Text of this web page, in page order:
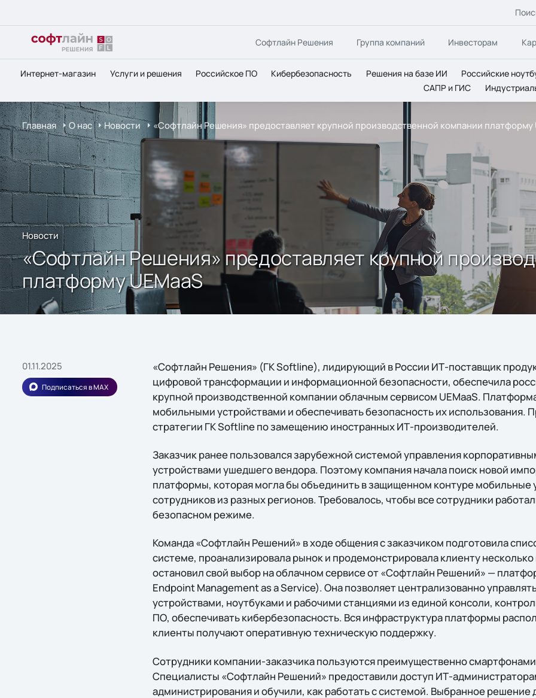
Софтлайн Решения Группа компаний Инвесторам
Интернет-магазин Услуги и решения Российское ПО Кибербезопасность Решения на базе ИИ Российские
САПР и ГИС
Главная О нас Новости «Софтлайн Решения» предоставляет крупной производственной компании платформу
Новости
«Софтлайн Решения» предоставляет крупной
платформу UEMaaS
01.11.2025
Подписаться в MAX
«Софтлайн Решения» (ГК Softline), лидирующий в России ИТ-поставщик
цифровой трансформации и информационной безопасности, обеспечила
крупной производственной компании облачным сервисом UEMaaS.
мобильными устройствами и обеспечивать безопасность их использования.
стратегии ГК Softline по замещению иностранных ИТ-производителей.
Заказчик ранее пользовался зарубежной системой управления
устройствами ушедшего вендора. Поэтому компания начала поиск новой
платформы, которая могла бы объединить в защищенном контуре мобильные
сотрудников из разных регионов. Требовалось, чтобы все сотрудники
безопасном режиме.
Команда «Софтлайн Решений» в ходе общения с заказчиком подготовила
системе, проанализировала рынок и продемонстрировала клиенту несколько
остановил свой выбор на облачном сервисе от «Софтлайн Решений» —
Endpoint Management as a Service). Она позволяет централизованно
устройствами, ноутбуками и рабочими станциями из единой консоли,
ПО, обеспечивать кибербезопасность. Вся инфраструктура платформы
клиенты получают оперативную техническую поддержку.
Сотрудники компании-заказчика пользуются преимущественно
Специалисты «Софтлайн Решений» предоставили доступ ИТ-
администрирования и обучили, как работать с системой. Выбранное решение